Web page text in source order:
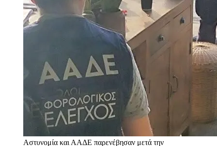
Αστυνομία και ΑΑΔΕ παρενέβησαν μετά την